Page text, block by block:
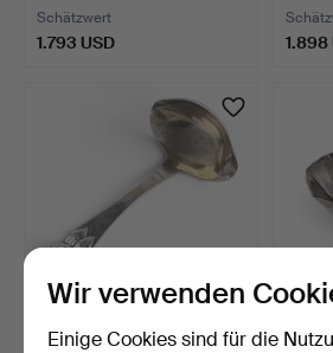
Schätzwert
1.793 USD 1.898
SAUCENLÖFFEL,
Wir verwenden
Einige Cookies sind für die